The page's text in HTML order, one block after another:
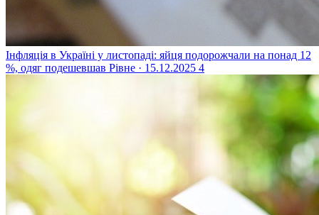
Інфляція в Україні у листопаді: яйця подорожчали на понад 12
%, одяг подешевшав Рівне · 15.12.2025 4